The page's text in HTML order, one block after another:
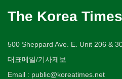
The Korea
500 Sheppard Ave. E. Unit 206 &
대표메일/기사제보
Email : public@koreatimes.net